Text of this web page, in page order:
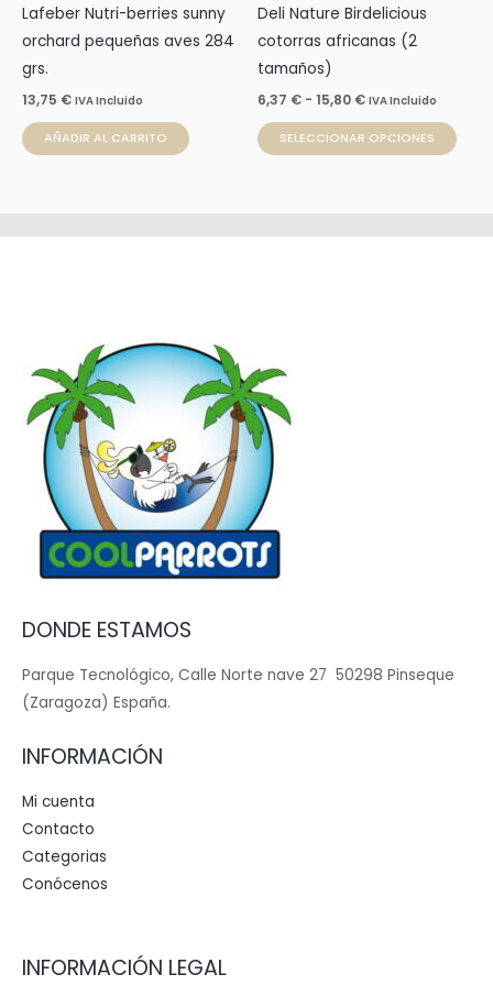
Lafeber Nutri-berries sunny
orchard pequeñas aves 284
grs.
13,75 € IVA Incluido
AÑADIR AL CARRITO
Deli Nature Birdelicious
cotorras africanas (2
tamaños)
6,37 € - 15,80 € IVA Incluido
SELECCIONAR OPCIONES
de
DONDE ESTAMOS
Parque Tecnológico, Calle Norte nave 27 50298 Pinseque
(Zaragoza) España.
INFORMACIÓN
Mi cuenta
Contacto
Categorias
Conócenos
INFORMACIÓN LEGAL